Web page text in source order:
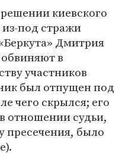
киевского
под стражи
Дмитрия
в
участников
был отпущен под
чего скрылся; его
отношении судьи,
пресечения, было